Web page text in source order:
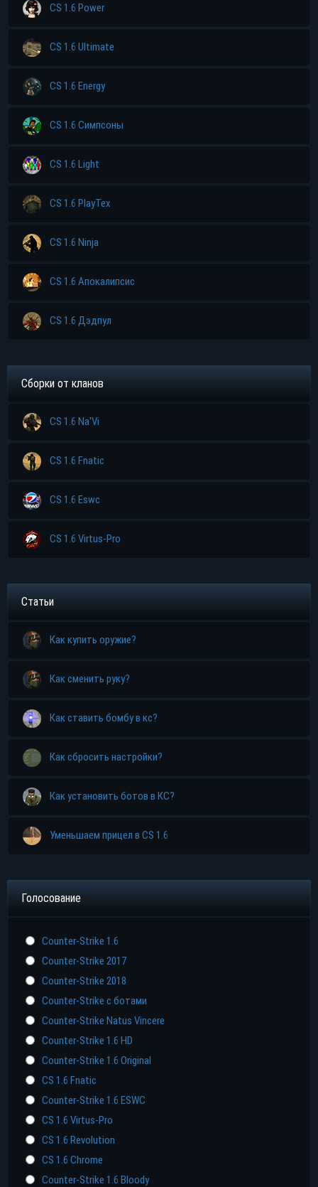
CS 1.6 Power
CS 1.6 Ultimate
CS 1.6 Energy
CS 1.6 Симпсоны
CS 1.6 Light
CS 1.6 PlayTex
CS 1.6 Ninja
CS 1.6 Апокалипсис
CS 1.6 Дэдпул
Сборки от кланов
CS 1.6 Na'Vi
CS 1.6 Fnatic
CS 1.6 Eswc
CS 1.6 Virtus-Pro
Статьи
Как купить оружие?
Как сменить руку?
Как ставить бомбу в кс?
Как сбросить настройки?
Как установить ботов в КС?
Уменьшаем прицел в CS 1.6
Голосование
Counter-Strike 1.6
Counter-Strike 2017
Counter-Strike 2018
Counter-Strike с ботами
Counter-Strike Natus Vincere
Counter-Strike 1.6 HD
Counter-Strike 1.6 Original
CS 1.6 Fnatic
Counter-Strike 1.6 ESWC
CS 1.6 Virtus-Pro
CS 1.6 Revolution
CS 1.6 Chrome
Counter-Strike 1.6 Bloody
Прямая ссылка